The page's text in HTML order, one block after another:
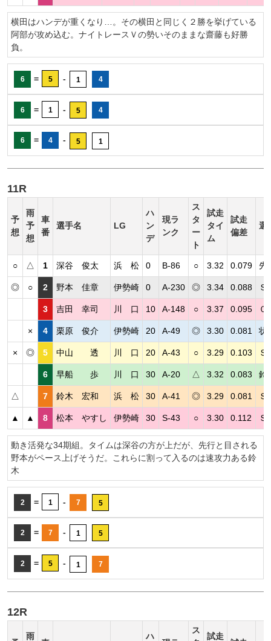
横田はハンデが重くなり…。その横田と同じく２勝を挙げている
阿部が攻め込む。ナイトレースＶの勢いそのままな齋藤も好勝
負。
6 = 5 - 1 4
6 = 1 - 5 4
6 = 4 - 5 1
11R
予
想
雨
予
想
車
番
選手名 LG
ハ
ン
デ
現ラ
ンク
ス
タ
ー
ト
試走
タイ
ム
試走
偏差
選
○ △ 1 深谷 俊太 浜 松 0 B-86 ○ 3.32 0.079 先
◎ ○ 2 野本 佳章 伊勢崎 0 A-230 ◎ 3.34 0.088 Ｓ
3 吉田 幸司 川 口 10 A-148 ○ 3.37 0.095 ０
× 4 栗原 俊介 伊勢崎 20 A-49 ◎ 3.30 0.081 状
× ◎ 5 中山 透 川 口 20 A-43 ○ 3.29 0.103 Ｓ
6 早船 歩 川 口 30 A-20 △ 3.32 0.083 鈴
△ 7 鈴木 宏和 浜 松 30 A-41 ◎ 3.29 0.081 Ｓ
▲ ▲ 8 松本 やすし 伊勢崎 30 S-43 ○ 3.30 0.112 Ｓ
動き活発な34期組。タイムは深谷の方が上だが、先行と目される
野本がペース上げそうだ。これらに割って入るのは速攻力ある鈴
木
2 = 1 - 7 5
2 = 7 - 1 5
2 = 5 - 1 7
12R
雨
ハ
ス
試走